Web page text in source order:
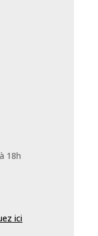
18h
ici